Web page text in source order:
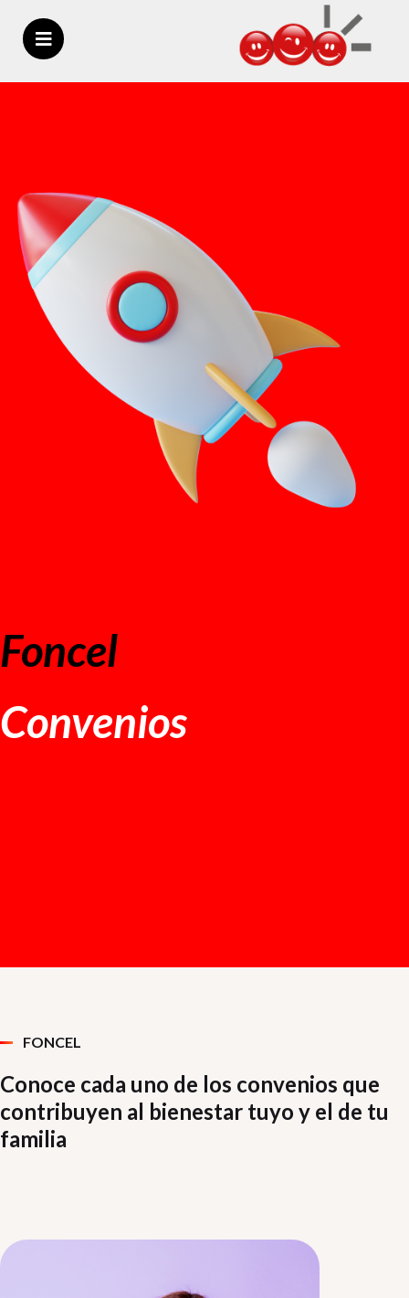
Foncel
Convenios
FONCEL
Conoce cada uno de los convenios que
contribuyen al bienestar tuyo y el de tu
familia